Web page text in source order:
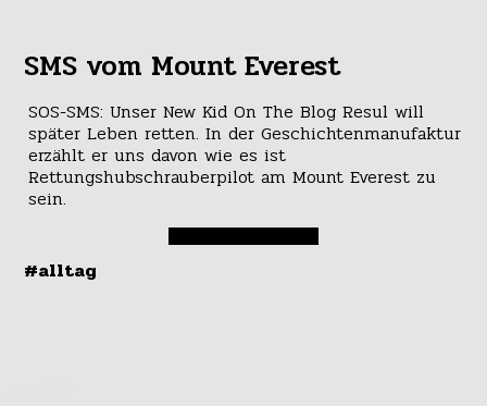
SMS vom Mount Everest
SOS-SMS: Unser New Kid On The Blog Resul will
später Leben retten. In der Geschichtenmanufaktur
erzählt er uns davon wie es ist
Rettungshubschrauberpilot am Mount Everest zu
sein.
#alltag